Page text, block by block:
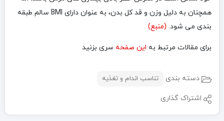
همچنان به دلیل وزن و قد کل بدن، به عنوان دارای BMI سالم طبقه
بندی می شود. (منبع)
برای مقالات مرتبط به این صفحه سری بزنید
دسته بندی تناسب اندام و تغذیه
اشتراک گذاری